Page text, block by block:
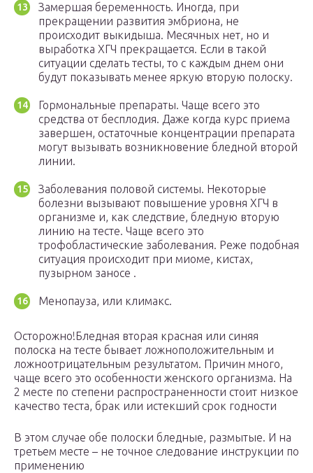
Замершая беременность. Иногда, при
прекращении развития эмбриона, не
происходит выкидыша. Месячных нет, но и
выработка ХГЧ прекращается. Если в такой
ситуации сделать тесты, то с каждым днем они
будут показывать менее яркую вторую полоску.
Гормональные препараты. Чаще всего это
средства от бесплодия. Даже когда курс приема
завершен, остаточные концентрации препарата
могут вызывать возникновение бледной второй
линии.
Заболевания половой системы. Некоторые
болезни вызывают повышение уровня ХГЧ в
организме и, как следствие, бледную вторую
линию на тесте. Чаще всего это
трофобластические заболевания. Реже подобная
ситуация происходит при миоме, кистах,
пузырном заносе .
Менопауза, или климакс.
Осторожно!Бледная вторая красная или синяя
полоска на тесте бывает ложноположительным и
ложноотрицательным результатом. Причин много,
чаще всего это особенности женского организма. На
2 месте по степени распространенности стоит низкое
качество теста, брак или истекший срок годности
В этом случае обе полоски бледные, размытые. И на
третьем месте – не точное следование инструкции по
применению